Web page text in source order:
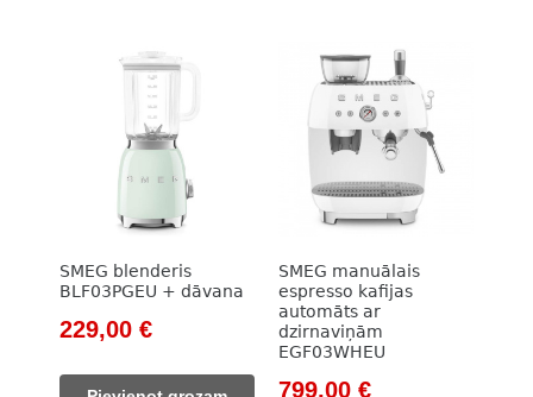
SMEG blenderis
BLF03PGEU + dāvana
Original
was:
229,00 €Current
SMEG manuālais
espresso kafijas
automāts ar
dzirnaviņām
EGF03WHEU
Original
799,00 €Current